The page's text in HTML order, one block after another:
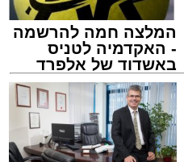
המלצה חמה להרשמה
- האקדמיה לטניס
באשדוד של אלפרד
קריאולנסקי - לילדים